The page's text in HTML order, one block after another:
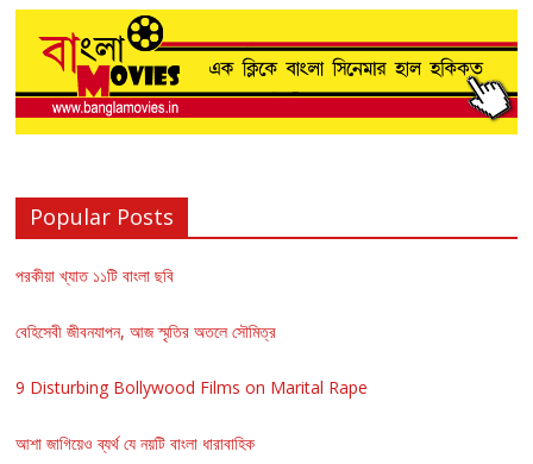
Popular Posts
পরকীয়া খ্যাত ১১টি বাংলা ছবি
বেহিসেবী জীবনযাপন, আজ স্মৃতির অতলে সৌমিত্র
9 Disturbing Bollywood Films on Marital Rape
আশা জাগিয়েও ব্যর্থ যে নয়টি বাংলা ধারাবাহিক